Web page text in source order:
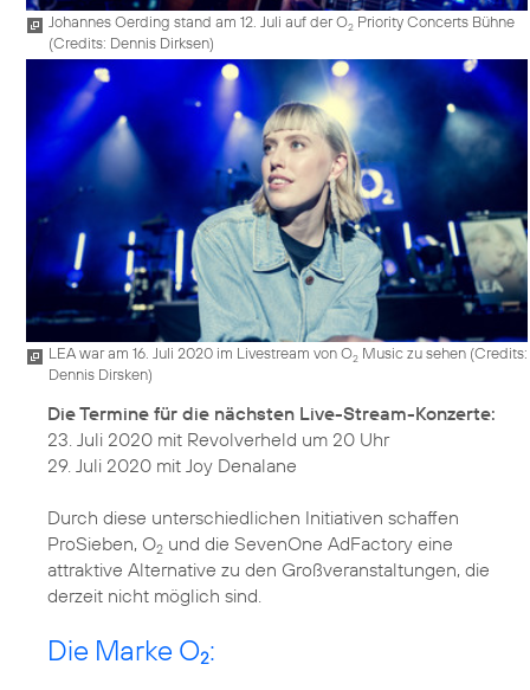
Johannes Oerding stand am 12. Juli auf der O2 Priority Concerts Bühne
(Credits: Dennis Dirksen)
LEA war am 16. Juli 2020 im Livestream von O2 Music zu sehen (Credits:
Dennis Dirsken)
Die Termine für die nächsten Live-Stream-Konzerte:
23. Juli 2020 mit Revolverheld um 20 Uhr
29. Juli 2020 mit Joy Denalane
Durch diese unterschiedlichen Initiativen schaffen
ProSieben, O2 und die SevenOne AdFactory eine
attraktive Alternative zu den Großveranstaltungen, die
derzeit nicht möglich sind.
Die Marke O2: